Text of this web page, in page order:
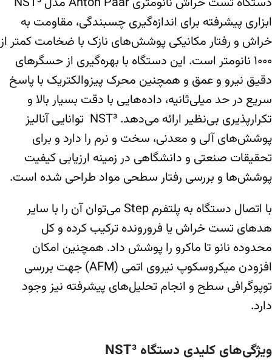
ابزاری پیشرفته برای اندازه‌گیری چسبندگی، مقاومت به
خراش و رفتار مکانیکی پوشش‌های نازک با ضخامت کمتر از
۱۰۰۰ نانومتر است. این دستگاه با بهره‌گیری از حسگرهای
دقیق نیرو و عمق و همچنین محرک پیزوالکتریک با پاسخ
سریع در حد میلی‌ثانیه، داده‌هایی با دقت بسیار بالا و
تکرارپذیری بی‌نظیر ارائه می‌دهد. NST³ توانایی آنالیز
پوشش‌های آلی و معدنی، سخت و نرم را دارد و برای
تحقیقات صنعتی و دانشگاهی در زمینه ارزیابی کیفیت
پوشش‌ها و بررسی رفتار سطحی مواد طراحی شده است.
با اتصال دستگاه به پلتفرم Step می‌توان آن را با سایر
هدهای تست خراش یا فرورونده ترکیب کرده و کل
محدوده نانو تا ماکرو را پوشش داد. همچنین امکان
افزودن میکروسکوپ نیروی اتمی (AFM) جهت بررسی
توپوگرافی سطح و انجام تحلیل‌های پیشرفته نیز وجود
دارد.
ویژگی‌های کلیدی دستگاه NST³